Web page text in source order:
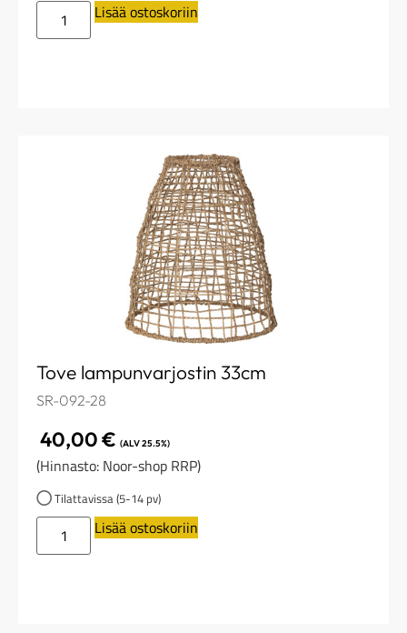
Lisää ostoskoriin
Tove lampunvarjostin 33cm
SR-092-28
40,00€ (ALV 25.5%)
(Hinnasto: Noor-shop RRP)
Tilattavissa (5-14 pv)
Lisää ostoskoriin